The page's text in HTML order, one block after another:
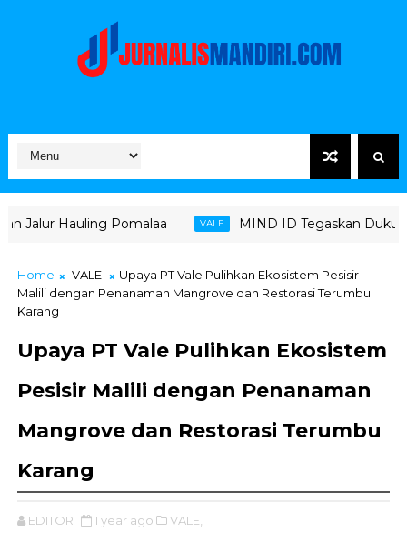
Pomalaa VALE MIND ID Tegaskan Dukungan Penuh
Home VALE
Upaya PT Vale Pulihkan Ekosistem Pesisir
Malili dengan Penanaman Mangrove dan Restorasi Terumbu
Karang
Upaya PT Vale Pulihkan Ekosistem
Pesisir Malili dengan Penanaman
Mangrove dan Restorasi Terumbu
Karang
EDITOR 1 year ago VALE,